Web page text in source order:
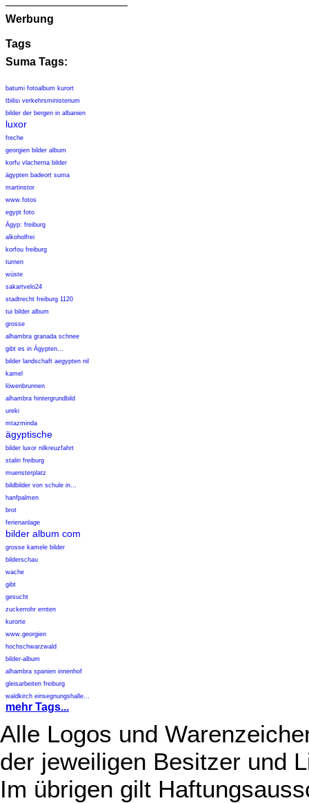
Werbung
Tags
Suma Tags:
batumi fotoalbum kurort
tbilisi verkehrsministerium
bilder der bergen in albanien
luxor
freche
georgien bilder album
korfu vlacherna bilder
ägypten badeort suma
martinstor
www.fotos
egypt foto
Ägyp: freiburg
alkoholfrei
korfou freiburg
turnen
wüste
sakartvelo24
stadtrecht freiburg 1120
tui bilder album
grosse
alhambra granada schnee
gibt es in Ägypten...
bilder landschaft aegypten nil
kamel
löwenbrunnen
alhambra hintergrundbild
ureki
mtazminda
ägyptische
bilder luxor nilkreuzfahrt
stalin freiburg
muensterplatz
bildbilder von schule in...
hanfpalmen
brot
ferienanlage
bilder album com
grosse kamele bilder
bilderschau
wache
gibt
gesucht
zuckerrohr ernten
kurorte
www.georgien
hochschwarzwald
bilder-album
alhambra spanien innenhof
gleisarbeiten freiburg
waldkirch einsegnungshalle...
mehr Tags...
Alle Logos und
der jeweiligen Besitzer und
Im übrigen gilt